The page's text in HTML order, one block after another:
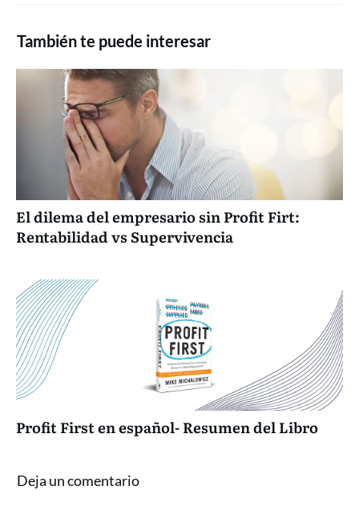
También te puede interesar
El dilema del empresario sin Profit Firt:
Rentabilidad vs Supervivencia
Profit First en español- Resumen del Libro
Deja un comentario